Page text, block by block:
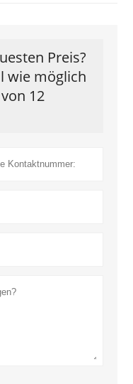
Preis?
wie möglich
12